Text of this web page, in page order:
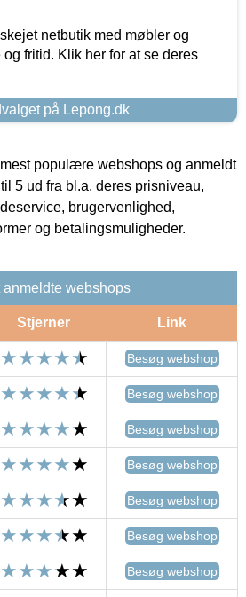
netbutik med møbler og
fritid. Klik her for at se deres
på Lepong.dk
populære webshops og anmeldt
5 ud fra bl.a. deres prisniveau,
brugervenlighed,
og betalingsmuligheder.
anmeldte webshops
Stjerner Link
Besøg webshop
Besøg webshop
Besøg webshop
Besøg webshop
Besøg webshop
Besøg webshop
Besøg webshop